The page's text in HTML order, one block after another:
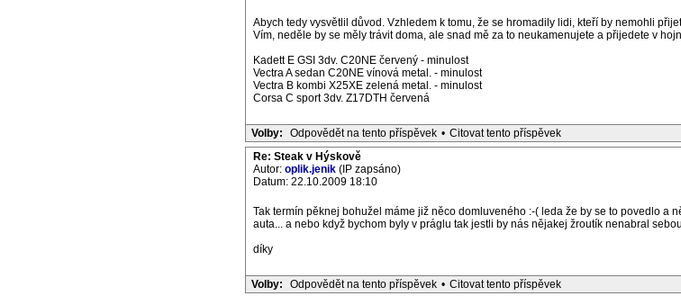
Abych tedy vysvětlil důvod. Vzhledem k tomu, že se hromadily lidi, kteří by nemohli
Vím, neděle by se měly trávit doma, ale snad mě za to neukamenujete a přijedete v
Kadett E GSI 3dv. C20NE červený - minulost
Vectra A sedan C20NE vínová metal. - minulost
Vectra B kombi X25XE zelená metal. - minulost
Corsa C sport 3dv. Z17DTH červená
Volby: Odpovědět na tento příspěvek • Citovat tento příspěvek
Re: Steak v Hýskově
Autor: oplik.jenik (IP zapsáno)
Datum: 22.10.2009 18:10
Tak termín pěknej bohužel máme již něco domluveného :-( leda že by se to povedlo a
auta... a nebo když bychom byly v práglu tak jestli by nás nějakej žroutík nenabral
díky
Volby: Odpovědět na tento příspěvek • Citovat tento příspěvek